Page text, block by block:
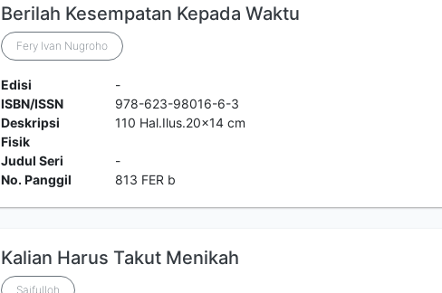
Berilah Kesempatan Kepada Waktu
Fery Ivan Nugroho
Edisi
-
ISBN/ISSN
978-623-98016-6-3
Deskripsi
Fisik
110 Hal.Ilus.20x14 cm
Judul Seri
-
No. Panggil
813 FER b
Kalian Harus Takut Menikah
Saifulloh